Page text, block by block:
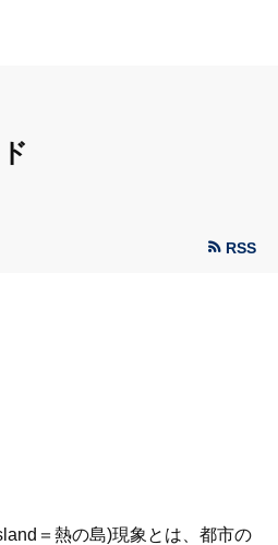
RSS
＝熱の島)現象とは、都市の